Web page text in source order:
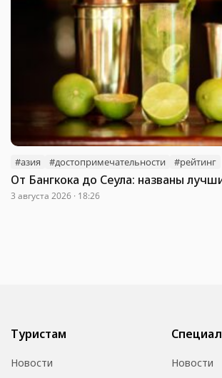
#азия #достопримечательности #рейтинг
От Бангкока до Сеула: названы
3 августа 2026 · 18:26
Туристам
Новости Новости